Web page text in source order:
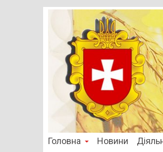
Головна Новини